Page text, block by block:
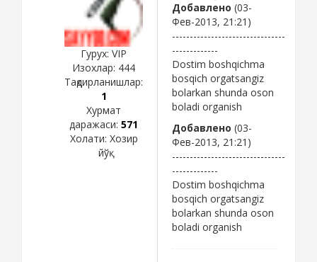
Гурух: VIP
Изохлар: 444
Тақдирланишлар:
1
Хурмат
даражаси: 571
Холати: Хозир
йўқ
Добавлено (03-
Фев-2013, 21:21)
--------------------------------
-------------
Dostim boshqichma
bosqich orgatsangiz
bolarkan shunda oson
boladi organish
Добавлено (03-
Фев-2013, 21:21)
--------------------------------
-------------
Dostim boshqichma
bosqich orgatsangiz
bolarkan shunda oson
boladi organish